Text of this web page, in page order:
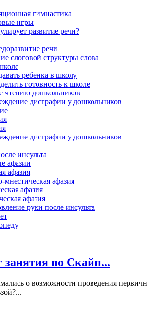
гимнастика
игры
развитие речи?
речи
слоговой структуры слова
ребенка в школу
готовность к школе
чтению дошкольников
дисграфии у дошкольников
дисграфии у дошкольников
инсульта
афазии
афазия
мнестическая афазия
афазия
афазия
руки после инсульта
занятия по Скайп...
о возможности проведения